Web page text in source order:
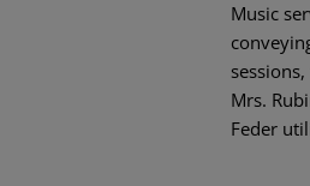
Music
Mrs.
Feder